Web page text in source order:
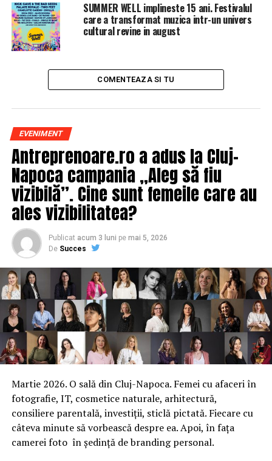
SUMMER WELL implineste 15 ani. Festivalul
care a transformat muzica intr-un univers
cultural revine in august
COMENTEAZA SI TU
EVENIMENT
Antreprenoare.ro a adus la Cluj-
Napoca campania „Aleg să fiu
vizibilă”. Cine sunt femeile care au
ales vizibilitatea?
Publicat acum 3 luni pe mai 5, 2026
De Succes
Martie 2026. O sală din Cluj-Napoca. Femei cu afaceri în
fotografie, IT, cosmetice naturale, arhitectură,
consiliere parentală, investiții, sticlă pictată. Fiecare cu
câteva minute să vorbească despre ea. Apoi, în fața
camerei foto în ședință de branding personal.